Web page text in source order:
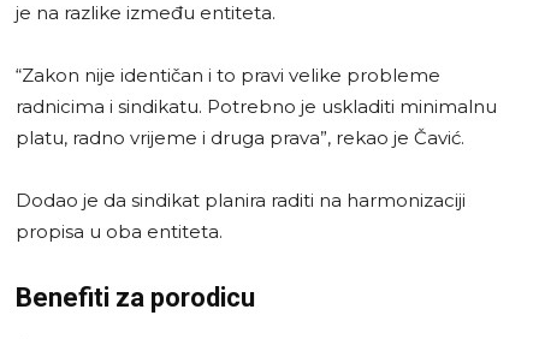
je na razlike između entiteta.
“Zakon nije identičan i to pravi velike probleme
radnicima i sindikatu. Potrebno je uskladiti minimalnu
platu, radno vrijeme i druga prava”, rekao je Čavić.
Dodao je da sindikat planira raditi na harmonizaciji
propisa u oba entiteta.
Benefiti za porodicu